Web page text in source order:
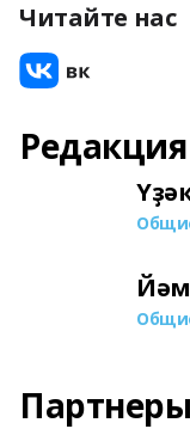
Читайте нас
Партнеры